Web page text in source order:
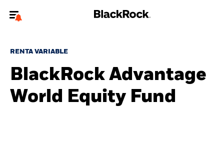
particulares.
relevante, por favor, actualiza
tu tipo de usuario.
Quiénes somos
RENTA VARIABLE
BlackRock Advantage
World Equity Fund